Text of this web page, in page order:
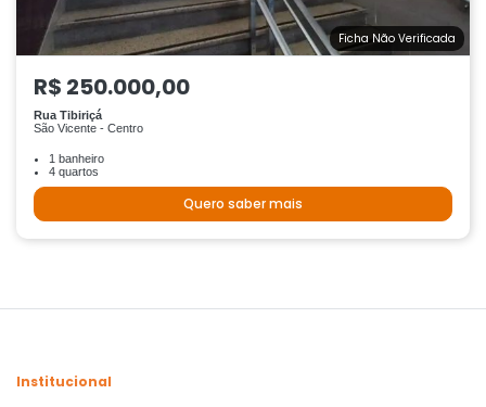
Ficha Não Verificada
R$ 250.000,00
Rua Tibiriçá
São Vicente - Centro
1 banheiro
4 quartos
Quero saber mais
Institucional